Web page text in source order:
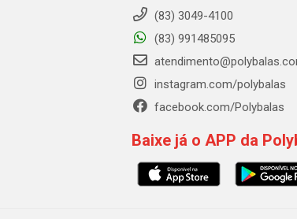
(83) 3049-4100
(83) 991485095
instagram.com/polybalas
facebook.com/Polybalas
Baixe já o APP da